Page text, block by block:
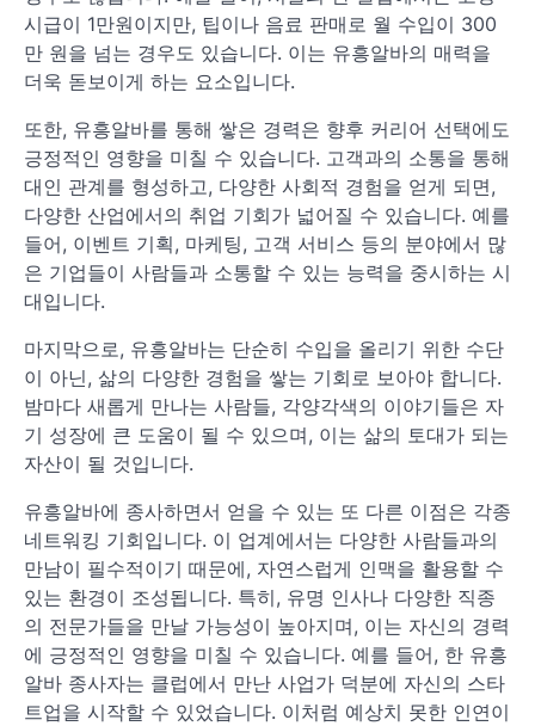
시급이 1만원이지만, 팁이나 음료 판매로 월 수입이 300
만 원을 넘는 경우도 있습니다. 이는 유흥알바의 매력을
더욱 돋보이게 하는 요소입니다.
또한, 유흥알바를 통해 쌓은 경력은 향후 커리어 선택에도
긍정적인 영향을 미칠 수 있습니다. 고객과의 소통을 통해
대인 관계를 형성하고, 다양한 사회적 경험을 얻게 되면,
다양한 산업에서의 취업 기회가 넓어질 수 있습니다. 예를
들어, 이벤트 기획, 마케팅, 고객 서비스 등의 분야에서 많
은 기업들이 사람들과 소통할 수 있는 능력을 중시하는 시
대입니다.
마지막으로, 유흥알바는 단순히 수입을 올리기 위한 수단
이 아닌, 삶의 다양한 경험을 쌓는 기회로 보아야 합니다.
밤마다 새롭게 만나는 사람들, 각양각색의 이야기들은 자
기 성장에 큰 도움이 될 수 있으며, 이는 삶의 토대가 되는
자산이 될 것입니다.
유흥알바에 종사하면서 얻을 수 있는 또 다른 이점은 각종
네트워킹 기회입니다. 이 업계에서는 다양한 사람들과의
만남이 필수적이기 때문에, 자연스럽게 인맥을 활용할 수
있는 환경이 조성됩니다. 특히, 유명 인사나 다양한 직종
의 전문가들을 만날 가능성이 높아지며, 이는 자신의 경력
에 긍정적인 영향을 미칠 수 있습니다. 예를 들어, 한 유흥
알바 종사자는 클럽에서 만난 사업가 덕분에 자신의 스타
트업을 시작할 수 있었습니다. 이처럼 예상치 못한 인연이